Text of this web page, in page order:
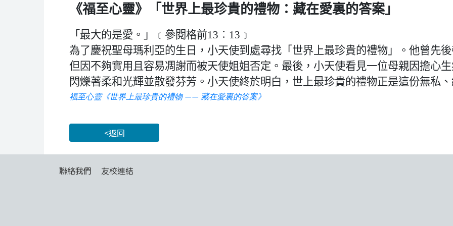
《福至心靈》「世界上最珍貴的禮物：藏在愛裏的答案」
「最大的是愛。」﹝參閱格前13 ︰ 13 ﹞
為了慶祝聖母瑪利亞的生日，小天使到處尋找「世界上最珍貴的禮物」。他曾先
但因不夠實用且容易凋謝而被天使姐姐否定。最後，小天使看見一位母親因擔心
閃爍著柔和光輝並散發芬芳。小天使終於明白，世上最珍貴的禮物正是這份無私
福至心靈《世界上最珍貴的禮物 —— 藏在愛裏的答案》
<返回
聯絡我們 友校連結